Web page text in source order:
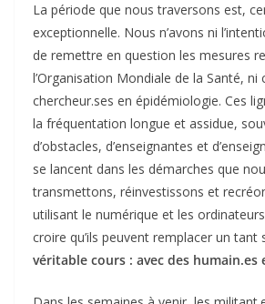
La période que nous traversons est,
exceptionnelle. Nous n’avons ni
de remettre en question les mesures
l’Organisation Mondiale de la Santé, ni
chercheur.ses en épidémiologie. Ces
la fréquentation longue et assidue,
d’obstacles, d’enseignantes et
se lancent dans les démarches que
transmettons, réinvestissons et
utilisant le numérique et les
croire qu’ils peuvent remplacer un tant
véritable cours : avec des humain.es